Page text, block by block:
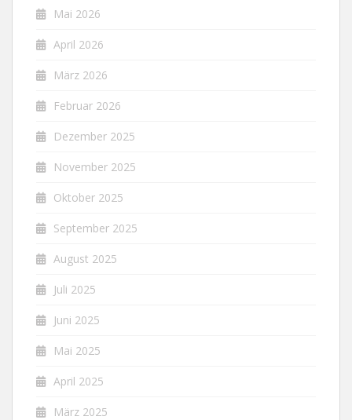
Mai 2026
April 2026
März 2026
Februar 2026
Dezember 2025
November 2025
Oktober 2025
September 2025
August 2025
Juli 2025
Juni 2025
Mai 2025
April 2025
März 2025